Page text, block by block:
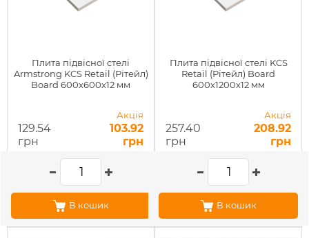
Плита підвісної стелі
Armstrong KCS Retail (Рітейл)
Board 600х600х12 мм
129.54
грн
Акція
103.92
грн
В кошик
Плита підвісної стелі KCS
Retail (Рітейл) Board
600х1200х12 мм
257.40
грн
Акція
208.92
грн
В кошик